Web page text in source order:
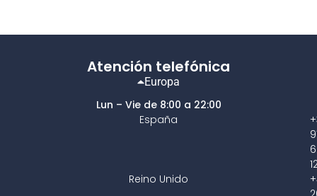
Atención telefónica
Europa
Lun – Vie de 8:00 a 22:00
España
Reino Unido